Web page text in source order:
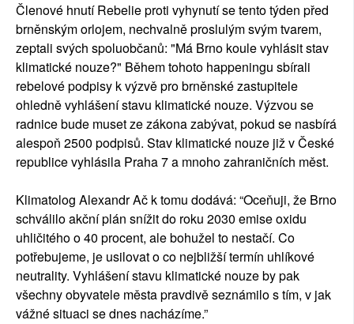
Členové hnutí Rebelie proti vyhynutí se tento týden před
brněnským orlojem, nechvalně proslulým svým tvarem,
zeptali svých spoluobčanů: "Má Brno koule vyhlásit stav
klimatické nouze?" Během tohoto happeningu sbírali
rebelové podpisy k výzvě pro brněnské zastupitele
ohledně vyhlášení stavu klimatické nouze. Výzvou se
radnice bude muset ze zákona zabývat, pokud se nasbírá
alespoň 2500 podpisů. Stav klimatické nouze již v České
republice vyhlásila Praha 7 a mnoho zahraničních měst.
Klimatolog Alexandr Ač k tomu dodává: “Oceňuji, že Brno
schválilo akční plán snížit do roku 2030 emise oxidu
uhličitého o 40 procent, ale bohužel to nestačí. Co
potřebujeme, je usilovat o co nejbližší termín uhlíkové
neutrality. Vyhlášení stavu klimatické nouze by pak
všechny obyvatele města pravdivě seznámilo s tím, v jak
vážné situaci se dnes nacházíme.”